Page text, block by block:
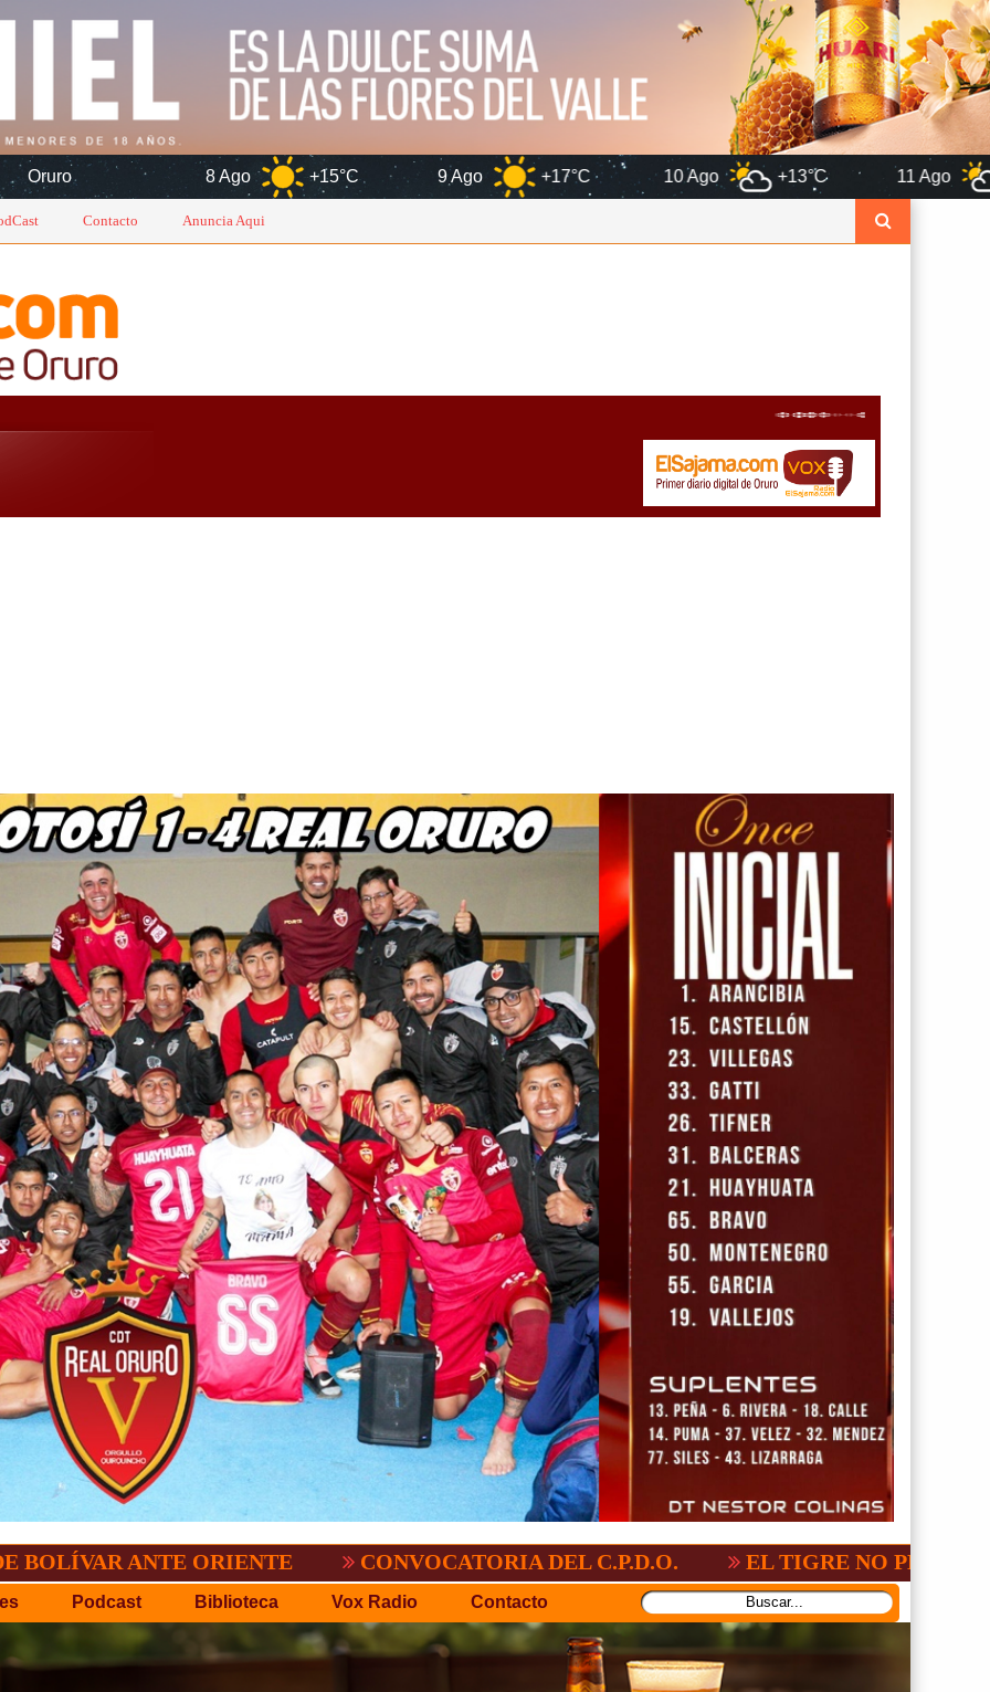
8 Ago +15°C 9 Ago +17°C 10 Ago +13°C 11 Ago +12°C
Contacto Anuncia Aqui
ANTE ORIENTE CONVOCATORIA DEL C.P.D.O. EL TIGRE NO PERDONO A
Podcast Biblioteca Vox Radio Contacto